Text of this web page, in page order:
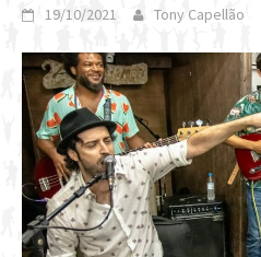
19/10/2021 Tony Capellão